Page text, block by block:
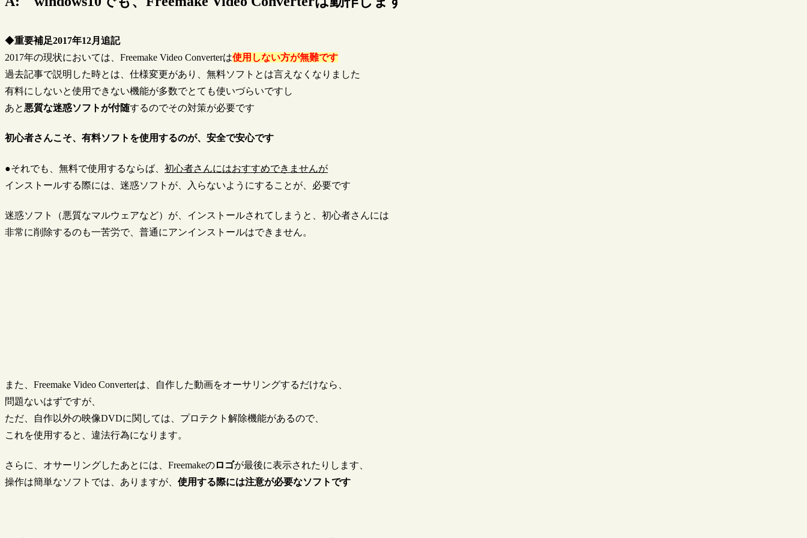
◆重要補足2017年12月追記
2017年の現状においては、Freemake Video Converterは使用しない方が無難です
過去記事で説明した時とは、仕様変更があり、無料ソフトとは言えなくなりました
有料にしないと使用できない機能が多数でとても使いづらいですし
あと 悪質な迷惑ソフトが付随するのでその対策が必要です
初心者さんこそ、有料ソフトを使用するのが、安全で安心です
●それでも、無料で使用するならば、 初心者さんにはおすすめできませんが
インストールする際には、迷惑ソフトが、入らないようにすることが、必要です
迷惑ソフト（悪質なマルウェアなど）が、インストールされてしまうと、初心者さんには
非常に削除するのも一苦労で、普通にアンインストールはできません。
また、Freemake Video Converterは、自作した動画をオーサリングするだけなら、
問題ないはずですが、
ただ、自作以外の映像DVDに関しては、プロテクト解除機能があるので、
これを使用すると、違法行為になります。
さらに、オサーリングしたあとには、Freemakeのロゴが最後に表示されたりします、
操作は簡単なソフトでは、ありますが、 使用する際には注意が必要なソフトです